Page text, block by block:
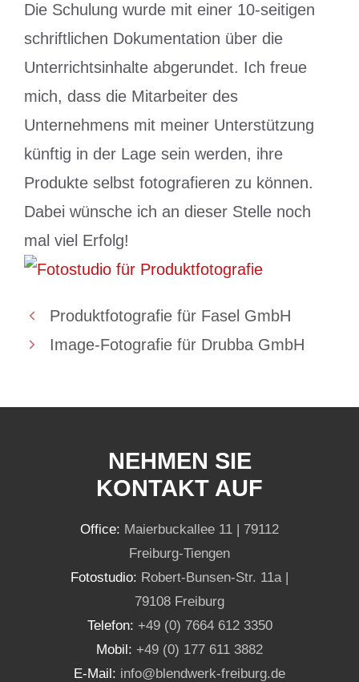
Die Schulung wurde mit einer 10-seitigen
schriftlichen Dokumentation über die
Unterrichtsinhalte abgerundet. Ich freue
mich, dass die Mitarbeiter des
Unternehmens mit meiner Unterstützung
künftig in der Lage sein werden, ihre
Produkte selbst fotografieren zu können.
Dabei wünsche ich an dieser Stelle noch
mal viel Erfolg!
Produktfotografie für Fasel GmbH
Image-Fotografie für Drubba GmbH
NEHMEN SIE
KONTAKT AUF
Office: Maierbuckallee 11 | 79112
Freiburg-Tiengen
Fotostudio: Robert-Bunsen-Str. 11a |
79108 Freiburg
Telefon: +49 (0) 7664 612 3350
Mobil: +49 (0) 177 611 3882
E-Mail: info@blendwerk-freiburg.de